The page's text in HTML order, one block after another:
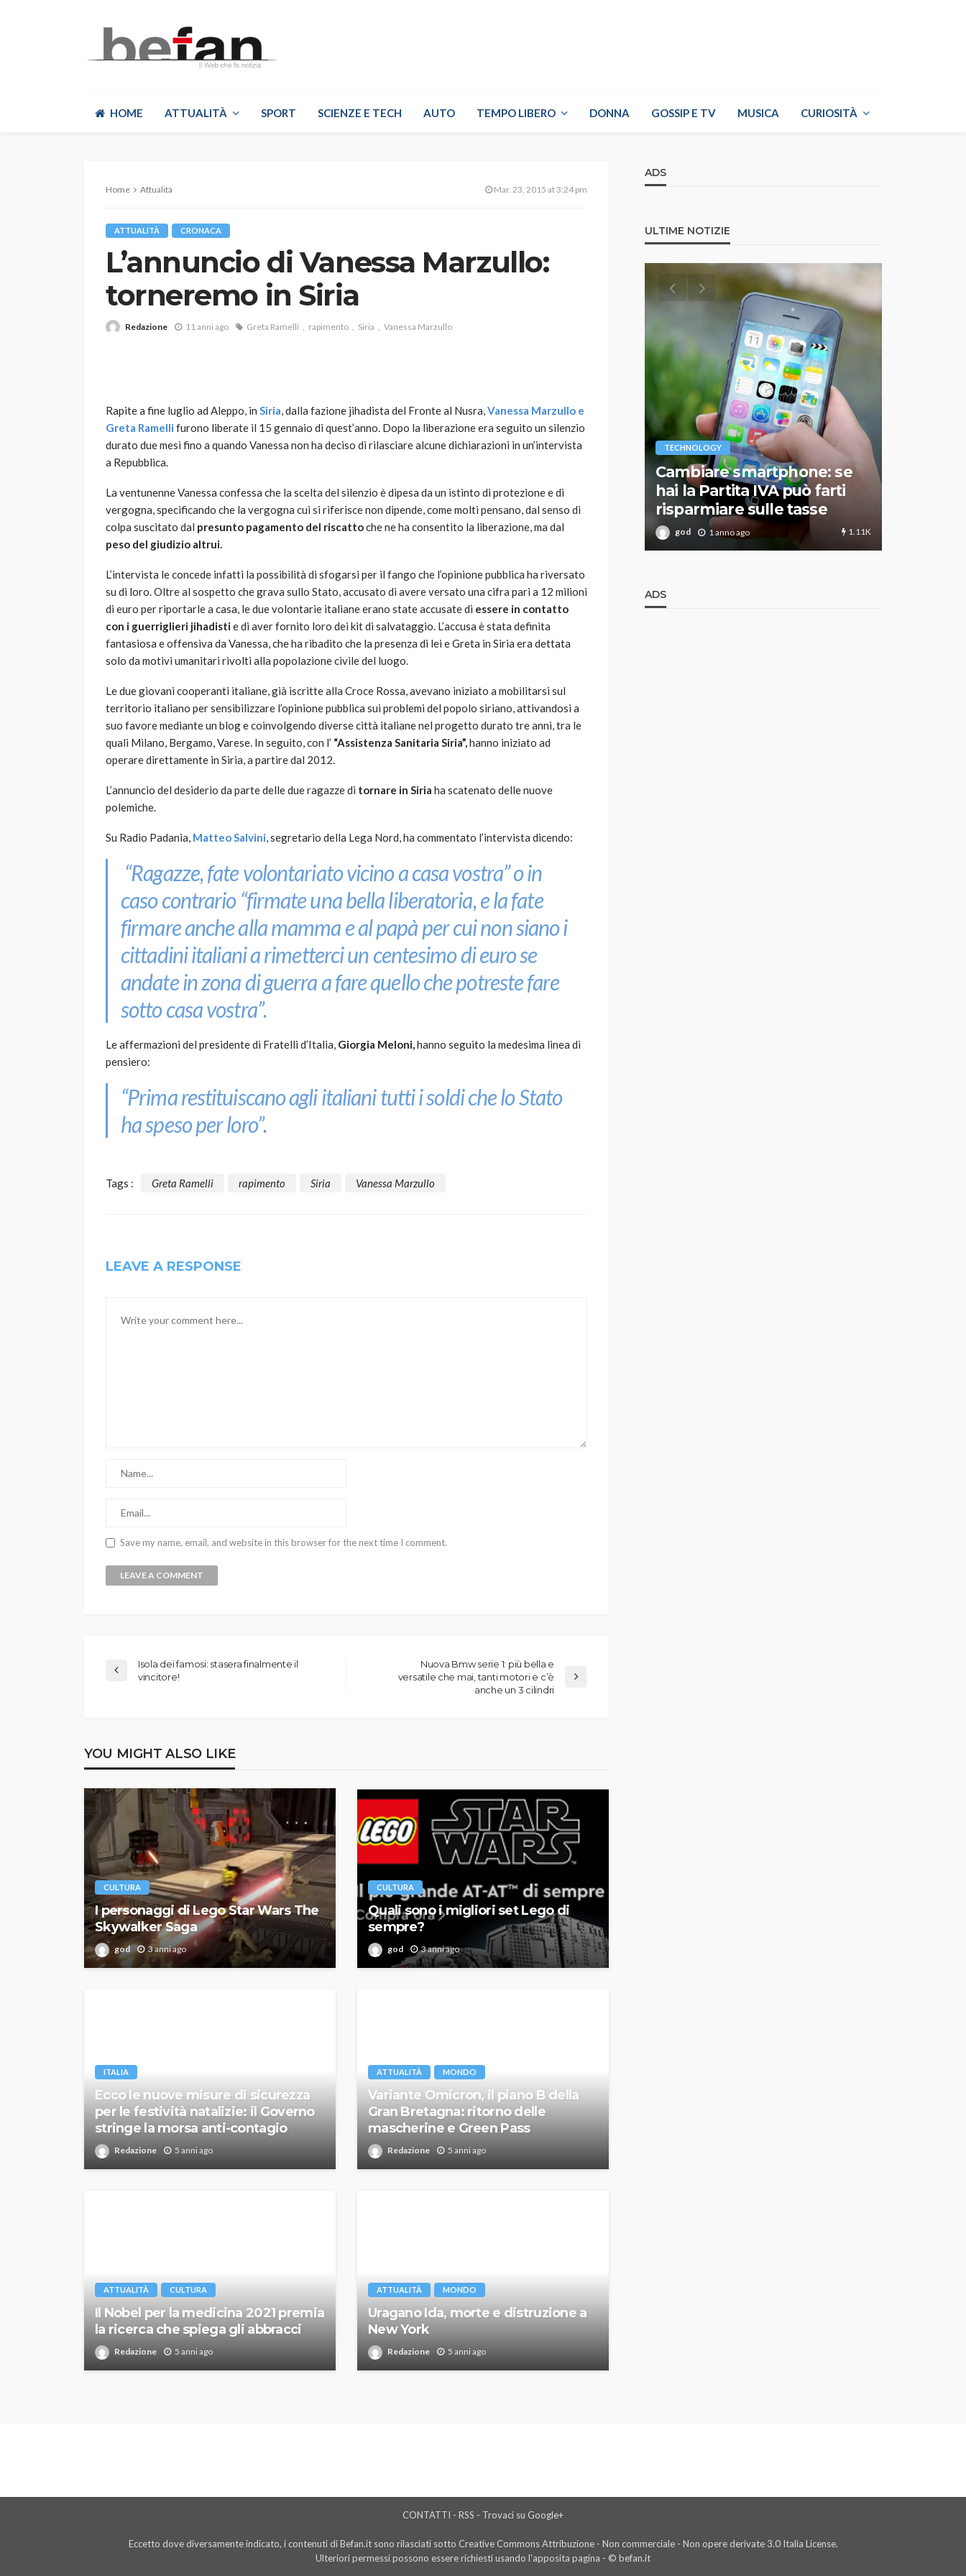
HOME ATTUALITÀ SPORT SCIENZE E TECH AUTO TEMPO LIBERO DONNA GOSSIP E TV MUSICA CURIOSITÀ
Home Attualità Mar. 23, 2015 at 3:24 pm
ATTUALITÀ CRONACA
L’annuncio di Vanessa Marzullo:
torneremo in Siria
Redazione 11 anni ago Greta Ramelli rapimento Siria Vanessa Marzullo
Rapite a fine luglio ad Aleppo, in Siria, dalla fazione jihadista del Fronte al Nusra,Vanessa Marzullo e
Greta Ramelli furono liberate il 15 gennaio di quest’anno. Dopo la liberazione era seguito un silenzio
durato due mesi fino a quando Vanessa non ha deciso di rilasciare alcune dichiarazioni in un’intervista
a Repubblica.
La ventunenne Vanessa confessa che la scelta del silenzio è dipesa da un istinto di protezione e di
vergogna, specificando che la vergogna cui si riferisce non dipende, come molti pensano, dal senso di
colpa suscitato dal presunto pagamento del riscattoche ne ha consentito la liberazione, ma dal
peso del giudizio altrui.
L’intervista le concede infatti la possibilità di sfogarsi per il fango che l’opinione pubblica ha riversato
su di loro. Oltre al sospetto che grava sullo Stato, accusato di avere versato una cifra pari a 12 milioni
di euro per riportarle a casa, le due volontarie italiane erano state accusate di essere in contatto
con i guerriglieri jihadistie di aver fornito loro dei kit di salvataggio. L’accusa è stata definita
fantasiosa e offensiva da Vanessa, che ha ribadito che la presenza di lei e Greta in Siria era dettata
solo da motivi umanitari rivolti alla popolazione civile del luogo.
Le due giovani cooperanti italiane, già iscritte alla Croce Rossa, avevano iniziato a mobilitarsi sul
territorio italiano per sensibilizzare l’opinione pubblica sui problemi del popolo siriano, attivandosi a
suo favore mediante un blog e coinvolgendo diverse città italiane nel progetto durato tre anni, tra le
quali Milano, Bergamo, Varese. In seguito, con l’ “Assistenza Sanitaria Siria”,hanno iniziato ad
operare direttamente in Siria, a partire dal 2012.
L’annuncio del desiderio da parte delle due ragazze di tornare in Siria ha scatenato delle nuove
polemiche.
Su Radio Padania, Matteo Salvini, segretario della Lega Nord, ha commentato l’intervista dicendo:
“Ragazze, fate volontariato vicino a casa vostra”o in
caso contrario“firmate una bella liberatoria, e la fate
firmare anche alla mamma e al papà per cui non siano i
cittadini italiani a rimetterci un centesimo di euro se
andate in zona di guerra a fare quello che potreste fare
sotto casa vostra”.
Le affermazioni del presidente di Fratelli d’Italia, Giorgia Meloni,hanno seguito la medesima linea di
pensiero:
“Prima restituiscano agli italiani tutti i soldi che lo Stato
ha speso per loro”.
Tags : Greta Ramelli rapimento Siria Vanessa Marzullo
LEAVE A RESPONSE
Save my name, email, and website in this browser for the next time I comment.
Isola dei famosi: stasera finalmente il
vincitore!
Nuova Bmw serie 1: più bella e
versatile che mai, tanti motori e c’è
anche un 3 cilindri
YOU MIGHT ALSO LIKE
CULTURA
I personaggi di Lego Star Wars The
Skywalker Saga
god 3 anni ago
CULTURA
Quali sono i migliori set Lego di
sempre?
god 3 anni ago
ITALIA
Ecco le nuove misure di sicurezza
per le festività natalizie: il Governo
stringe la morsa anti-contagio
Redazione 5 anni ago
ATTUALITÀ MONDO
Variante Omicron, il piano B della
Gran Bretagna: ritorno delle
mascherine e Green Pass
Redazione 5 anni ago
ATTUALITÀ CULTURA
Il Nobel per la medicina 2021 premia
la ricerca che spiega gli abbracci
Redazione 5 anni ago
ATTUALITÀ MONDO
Uragano Ida, morte e distruzione a
New York
Redazione 5 anni ago
ADS
ULTIME NOTIZIE
Robot tagliaerba: quale
scegliere per il tuo prato
god 1 anno ago 792
AUTO SPORT
MG alle Final 8 di Coppa
Davis: tennis mondiale e
l’automobilismo
abbracciano la stessa causa
god 9 mesi ago
TECHNOLOGY
Cambiare smartphone: se
hai la Partita IVA può farti
risparmiare sulle tasse
god 1 anno ago 1.11K
ADS
CONTATTI - RSS - Trovaci su Google+
Eccetto dove diversamente indicato, i contenuti di Befan.it sono rilasciati sotto Creative Commons Attribuzione - Non commerciale - Non opere derivate 3.0 Italia License.
Ulteriori permessi possono essere richiesti usando l'apposita pagina - © befan.it